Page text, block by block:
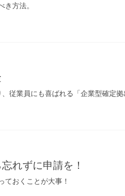
方法。
従業員にも喜ばれる「企業型確定
れずに申請を！
おくことが大事！